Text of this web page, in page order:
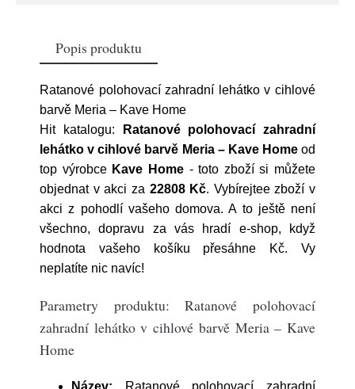
Popis produktu
Ratanové polohovací zahradní lehátko v cihlové
barvě Meria – Kave Home
Hit katalogu:
Ratanové polohovací zahradní
lehátko v cihlové barvě Meria – Kave Homeod
top výrobce Kave Home- toto zboží si můžete
objednat v akci za 22808 Kč. Vybírejtee zboží v
akci z pohodlí vašeho domova. A to ještě není
všechno, dopravu za vás hradí e-shop, když
hodnota vašeho košíku přesáhne Kč. Vy
neplatíte nic navíc!
Parametry produktu: Ratanové polohovací
zahradní lehátko v cihlové barvě Meria – Kave
Home
Název: Ratanové polohovací zahradní